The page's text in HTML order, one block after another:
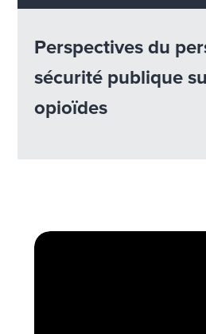
Perspectives du
sécurité publique
opioïdes